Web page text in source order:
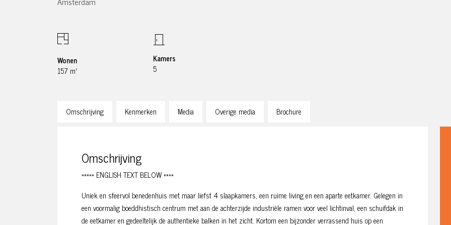
Omschrijving Kenmerken Media Overige media Brochure
Omschrijving
***** ENGLISH TEXT BELOW ****
Uniek en sfeervol benedenhuis met maar liefst 4 slaapkamers, een ruime living en een aparte eetkamer. Gelegen in
een voormalig boeddhistisch centrum met aan de achterzijde industriële ramen voor veel lichtinval, een schuifdak in
de eetkamer en gedeeltelijk de authentieke balken in het zicht. Kortom een bijzonder verrassend huis op een
Wonen
157 m²
Kamers
5